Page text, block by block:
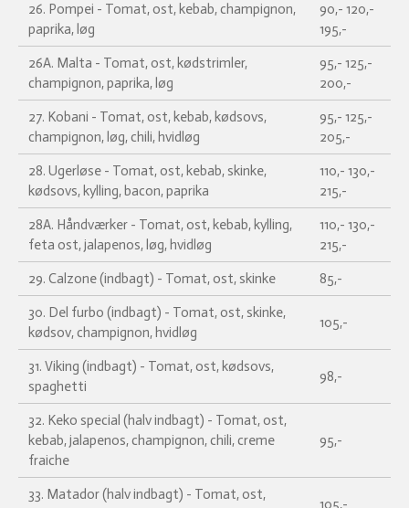
26. Pompei - Tomat, ost, kebab, champignon,
paprika, løg
90,- 120,-
195,-
26A. Malta - Tomat, ost, kødstrimler,
champignon, paprika, løg
95,- 125,-
200,-
27. Kobani - Tomat, ost, kebab, kødsovs,
champignon, løg, chili, hvidløg
95,- 125,-
205,-
28. Ugerløse - Tomat, ost, kebab, skinke,
kødsovs, kylling, bacon, paprika
110,- 130,-
215,-
28A. Håndværker - Tomat, ost, kebab, kylling,
feta ost, jalapenos, løg, hvidløg
110,- 130,-
215,-
29. Calzone (indbagt) - Tomat, ost, skinke 85,-
30. Del furbo (indbagt) - Tomat, ost, skinke,
kødsov, champignon, hvidløg
105,-
31. Viking (indbagt) - Tomat, ost, kødsovs,
spaghetti
98,-
32. Keko special (halv indbagt) - Tomat, ost,
kebab, jalapenos, champignon, chili, creme
fraiche
95,-
33. Matador (halv indbagt) - Tomat, ost,
105,-